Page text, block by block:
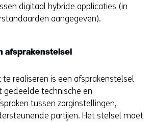
digitaal hybride applicaties (in
aangegeven).
afsprakenstelsel
realiseren is een afsprakenstelsel
gedeelde technische en
tussen zorginstellingen,
partijen. Het stelsel moet